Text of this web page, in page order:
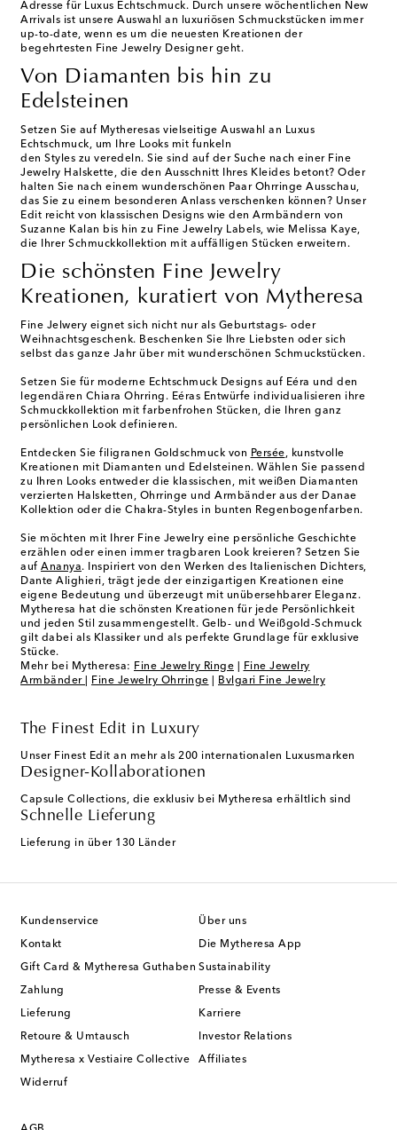
Adresse für Luxus Echtschmuck. Durch unsere wöchentlichen New
Arrivals ist unsere Auswahl an luxuriösen Schmuckstücken immer
up-to-date, wenn es um die neuesten Kreationen der
begehrtesten Fine Jewelry Designer geht.
Von Diamanten bis hin zu
Edelsteinen
Setzen Sie auf Mytheresas vielseitige Auswahl an Luxus
Echtschmuck, um Ihre Looks mit funkeln
den Styles zu veredeln. Sie sind auf der Suche nach einer Fine
Jewelry Halskette, die den Ausschnitt Ihres Kleides betont? Oder
halten Sie nach einem wunderschönen Paar Ohrringe Ausschau,
das Sie zu einem besonderen Anlass verschenken können? Unser
Edit reicht von klassischen Designs wie den Armbändern von
Suzanne Kalan bis hin zu Fine Jewelry Labels, wie Melissa Kaye,
die Ihrer Schmuckkollektion mit auffälligen Stücken erweitern.
Die schönsten Fine Jewelry
Kreationen, kuratiert von Mytheresa
Fine Jelwery eignet sich nicht nur als Geburtstags- oder
Weihnachtsgeschenk. Beschenken Sie Ihre Liebsten oder sich
selbst das ganze Jahr über mit wunderschönen Schmuckstücken.
Setzen Sie für moderne Echtschmuck Designs auf Eéra und den
legendären Chiara Ohrring. Eéras Entwürfe individualisieren ihre
Schmuckkollektion mit farbenfrohen Stücken, die Ihren ganz
persönlichen Look definieren.
Entdecken Sie filigranen Goldschmuck von Persée, kunstvolle
Kreationen mit Diamanten und Edelsteinen. Wählen Sie passend
zu Ihren Looks entweder die klassischen, mit weißen Diamanten
verzierten Halsketten, Ohrringe und Armbänder aus der Danae
Kollektion oder die Chakra-Styles in bunten Regenbogenfarben.
Sie möchten mit Ihrer Fine Jewelry eine persönliche Geschichte
erzählen oder einen immer tragbaren Look kreieren? Setzen Sie
auf Ananya. Inspiriert von den Werken des Italienischen Dichters,
Dante Alighieri, trägt jede der einzigartigen Kreationen eine
eigene Bedeutung und überzeugt mit unübersehbarer Eleganz.
Mytheresa hat die schönsten Kreationen für jede Persönlichkeit
und jeden Stil zusammengestellt. Gelb- und Weißgold-Schmuck
gilt dabei als Klassiker und als perfekte Grundlage für exklusive
Stücke.
Mehr bei Mytheresa: Fine Jewelry Ringe
Fine Jewelry
Armbänder
Fine Jewelry Ohrringe Bvlgari Fine Jewelry
The Finest Edit in Luxury
Unser Finest Edit an mehr als 200 internationalen Luxusmarken
Designer-Kollaborationen
Capsule Collections, die exklusiv bei Mytheresa erhältlich sind
Schnelle Lieferung
Lieferung in über 130 Länder
Kundenservice
Kontakt
Gift Card & Mytheresa Guthaben
Zahlung
Lieferung
Retoure & Umtausch
Mytheresa x Vestiaire Collective
Widerruf
Über uns
Die Mytheresa App
Sustainability
Presse & Events
Karriere
Investor Relations
Affiliates